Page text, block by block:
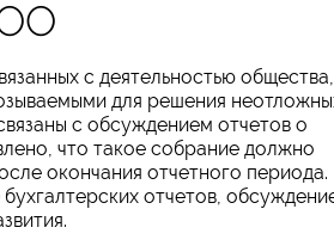
с деятельностью общества,
для решения
с обсуждением отчетов о
что такое собрание должно
окончания отчетного периода.
отчетов,